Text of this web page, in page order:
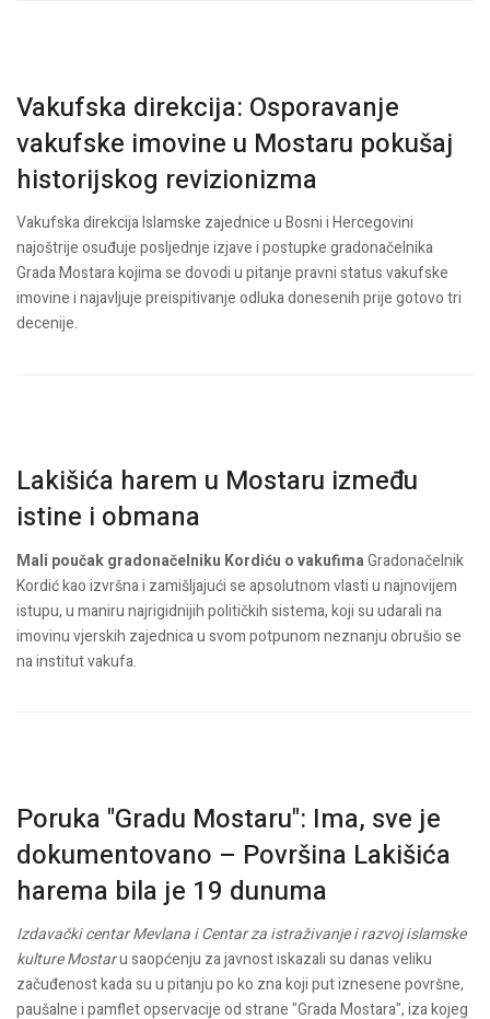
Vakufska direkcija: Osporavanje
vakufske imovine u Mostaru pokušaj
historijskog revizionizma
Vakufska direkcija Islamske zajednice u Bosni i Hercegovini
najoštrije osuđuje posljednje izjave i postupke gradonačelnika
Grada Mostara kojima se dovodi u pitanje pravni status vakufske
imovine i najavljuje preispitivanje odluka donesenih prije gotovo tri
decenije.
Lakišića harem u Mostaru između
istine i obmana
Mali poučak gradonačelniku Kordiću o vakufimaGradonačelnik
Kordić kao izvršna i zamišljajući se apsolutnom vlasti u najnovijem
istupu, u maniru najrigidnijih političkih sistema, koji su udarali na
imovinu vjerskih zajednica u svom potpunom neznanju obrušio se
na institut vakufa.
Poruka "Gradu Mostaru": Ima, sve je
dokumentovano – Površina Lakišića
harema bila je 19 dunuma
Izdavački centar Mevlana i Centar za istraživanje i razvoj islamske
kulture Mostaru saopćenju za javnost iskazali su danas veliku
začuđenost kada su u pitanju po ko zna koji put iznesene površne,
paušalne i pamflet opservacije od strane "Grada Mostara", iza kojeg